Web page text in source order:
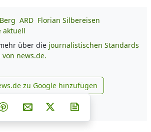
ARD Florian Silbereisen
aktuell
über die journalistischen Standards
von news.de.
news.de zu Google
zu Google hinzufügen
Teilen auf Facebook
Teilen auf Whatsapp
Teilen auf Telegram
Teilen auf Pinterest
Per E-Mail teilen
Post auf X